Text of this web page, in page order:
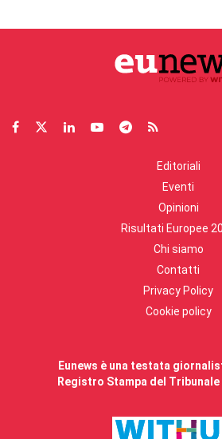
Editoriali
Eventi
Opinioni
Risultati Europee
Chi siamo
Contatti
Privacy Policy
Cookie policy
Eunews è una testata
Registro Stampa del Tribunale